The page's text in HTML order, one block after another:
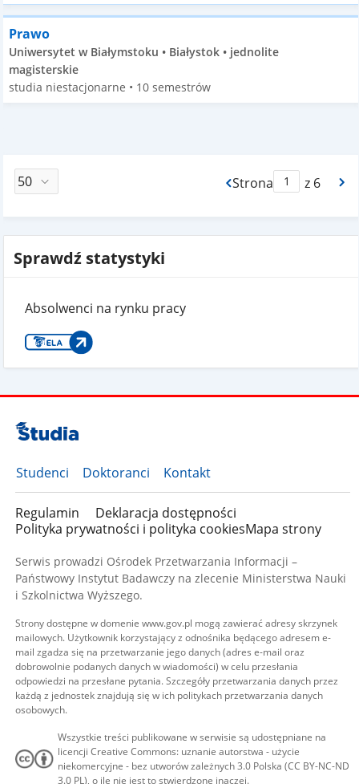
Prawo
Uniwersytet w Białymstoku • Białystok • jednolite
magisterskie
studia niestacjonarne • 10 semestrów
Strona
Max Stronaz 6
Sprawdź statystyki
Absolwenci na rynku pracy
Studenci Doktoranci Kontakt
Regulamin
Deklaracja dostępności
Polityka prywatności i polityka cookiesMapa strony
Serwis prowadzi Ośrodek Przetwarzania Informacji –
Państwowy Instytut Badawczy na zlecenie Ministerstwa Nauki
i Szkolnictwa Wyższego.
Strony dostępne w domenie www.gov.pl mogą zawierać adresy skrzynek
mailowych. Użytkownik korzystający z odnośnika będącego adresem e-
mail zgadza się na przetwarzanie jego danych (adres e-mail oraz
dobrowolnie podanych danych w wiadomości) w celu przesłania
odpowiedzi na przesłane pytania. Szczegóły przetwarzania danych przez
każdą z jednostek znajdują się w ich politykach przetwarzania danych
osobowych.
Wszystkie treści publikowane w serwisie są udostępniane na
licencji Creative Commons: uznanie autorstwa - użycie
niekomercyjne - bez utworów zależnych 3.0 Polska (CC BY-NC-ND
3.0 PL), o ile nie jest to stwierdzone inaczej.